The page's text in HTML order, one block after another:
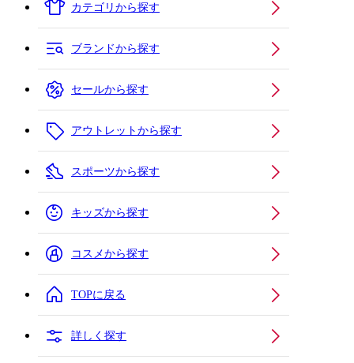
カテゴリから探す
ブランドから探す
セールから探す
アウトレットから探す
スポーツから探す
キッズから探す
コスメから探す
TOPに戻る
詳しく探す